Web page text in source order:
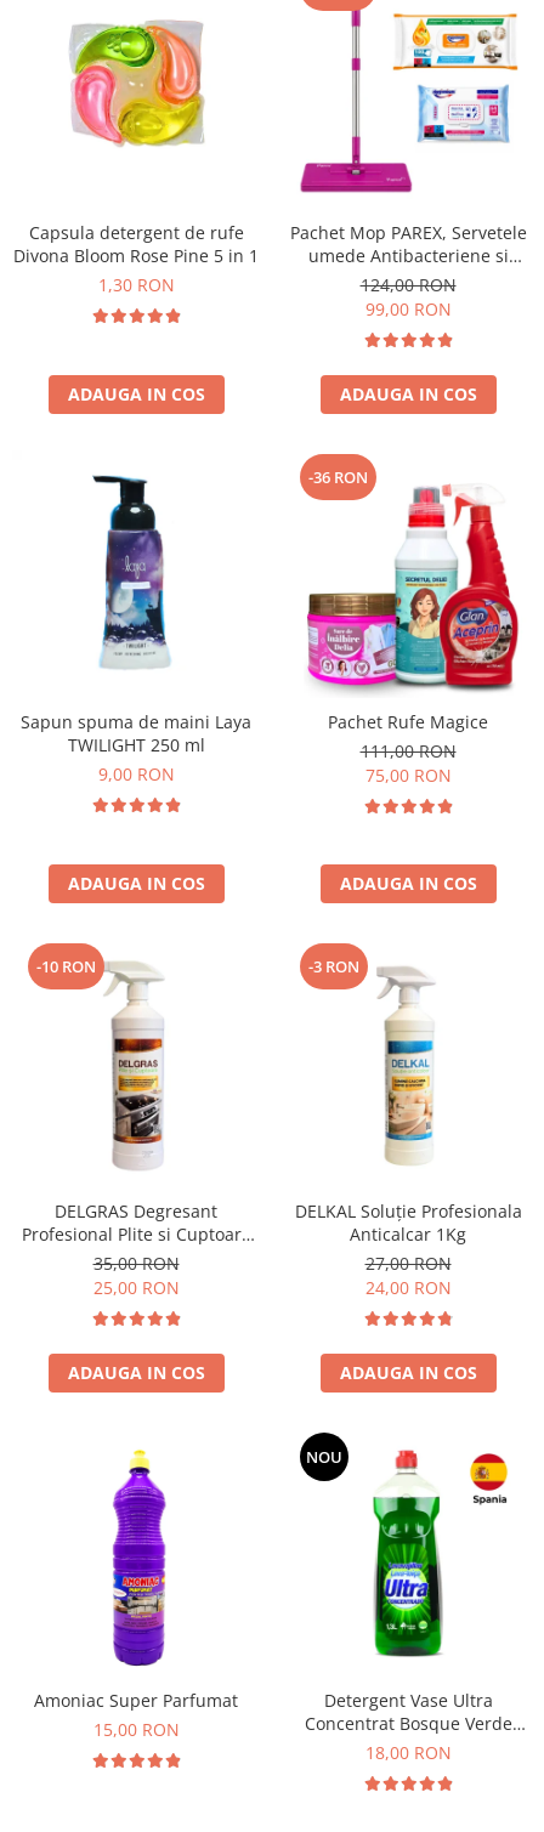
Capsula detergent de rufe
Divona Bloom Rose Pine 5 in 1
1,30 RON
ADAUGA IN COS
Pachet Mop PAREX, Servetele
umede Antibacteriene si
Multisuprafete
124,00 RON
99,00 RON
ADAUGA IN COS
Sapun spuma de maini Laya
TWILIGHT 250 ml
9,00 RON
ADAUGA IN COS
-36 RON
Pachet Rufe Magice
111,00 RON
75,00 RON
ADAUGA IN COS
-10 RON
DELGRAS Degresant
Profesional Plite si Cuptoare
1L
35,00 RON
25,00 RON
ADAUGA IN COS
-3 RON
DELKAL Soluție Profesionala
Anticalcar 1Kg
27,00 RON
24,00 RON
ADAUGA IN COS
Amoniac Super Parfumat
15,00 RON
NOU
Detergent Vase Ultra
Concentrat Bosque Verde
Spania 1.3L
18,00 RON